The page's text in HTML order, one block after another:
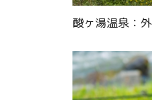
酸ヶ湯温泉：